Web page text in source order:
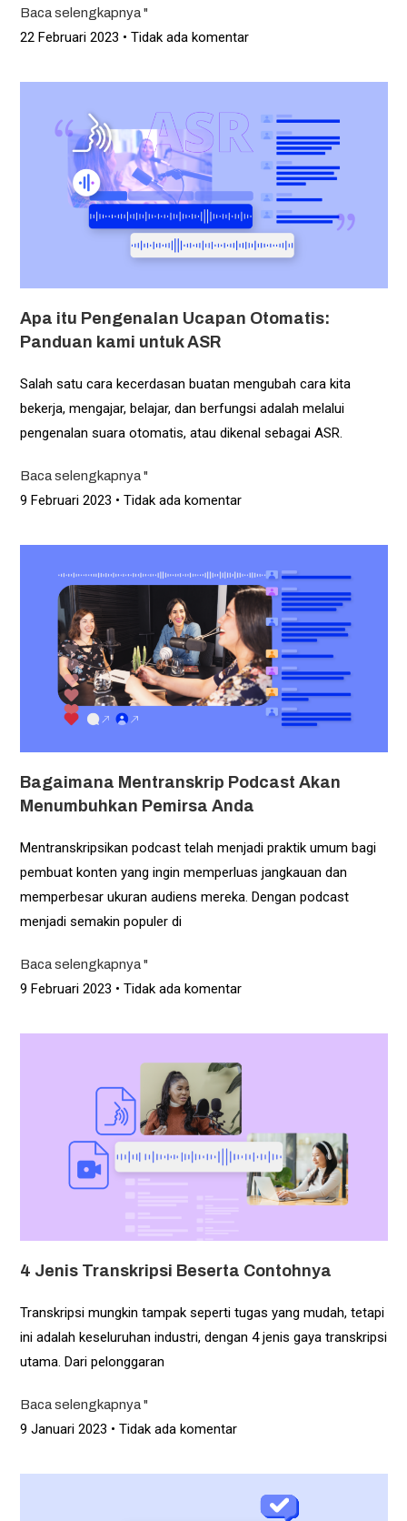
Baca selengkapnya "
22 Februari 2023 Tidak ada komentar
Apa itu Pengenalan Ucapan Otomatis:
Panduan kami untuk ASR
Salah satu cara kecerdasan buatan mengubah cara kita
bekerja, mengajar, belajar, dan berfungsi adalah melalui
pengenalan suara otomatis, atau dikenal sebagai ASR.
Baca selengkapnya "
9 Februari 2023 Tidak ada komentar
Bagaimana Mentranskrip Podcast Akan
Menumbuhkan Pemirsa Anda
Mentranskripsikan podcast telah menjadi praktik umum bagi
pembuat konten yang ingin memperluas jangkauan dan
memperbesar ukuran audiens mereka. Dengan podcast
menjadi semakin populer di
Baca selengkapnya "
9 Februari 2023 Tidak ada komentar
4 Jenis Transkripsi Beserta Contohnya
Transkripsi mungkin tampak seperti tugas yang mudah, tetapi
ini adalah keseluruhan industri, dengan 4 jenis gaya transkripsi
utama. Dari pelonggaran
Baca selengkapnya "
9 Januari 2023 Tidak ada komentar